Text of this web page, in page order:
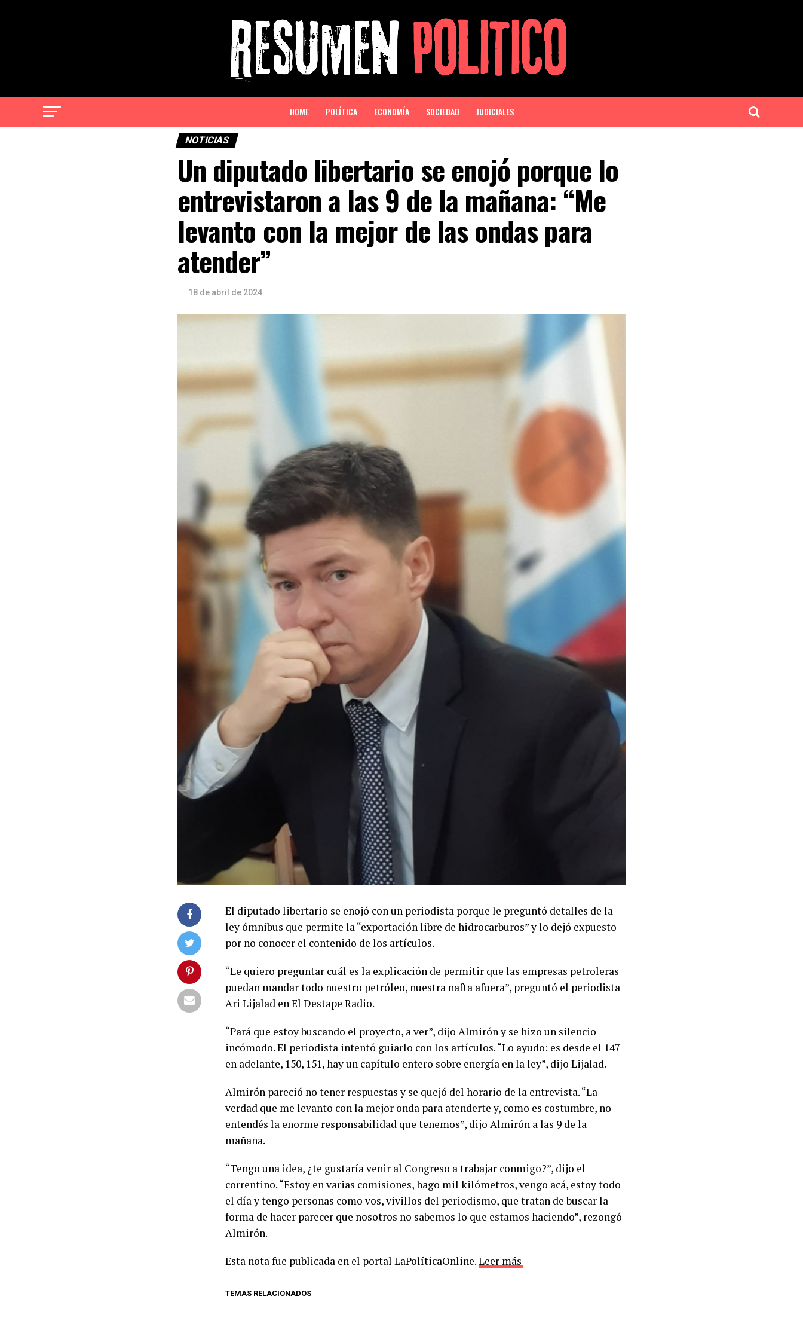
HOME POLÍTICA ECONOMÍA SOCIEDAD JUDICIALES
NOTICIAS
Un diputado libertario se enojó porque lo
entrevistaron a las 9 de la mañana: “Me
levanto con la mejor de las ondas para
atender”
18 de abril de 2024
El diputado libertario se enojó con un periodista porque le preguntó detalles de la
ley ómnibus que permite la “exportación libre de hidrocarburos” y lo dejó expuesto
por no conocer el contenido de los artículos.
“Le quiero preguntar cuál es la explicación de permitir que las empresas petroleras
puedan mandar todo nuestro petróleo, nuestra nafta afuera”, preguntó el periodista
Ari Lijalad en El Destape Radio.
“Pará que estoy buscando el proyecto, a ver”, dijo Almirón y se hizo un silencio
incómodo. El periodista intentó guiarlo con los artículos. “Lo ayudo: es desde el 147
en adelante, 150, 151, hay un capítulo entero sobre energía en la ley”, dijo Lijalad.
Almirón pareció no tener respuestas y se quejó del horario de la entrevista. “La
verdad que me levanto con la mejor onda para atenderte y, como es costumbre, no
entendés la enorme responsabilidad que tenemos”, dijo Almirón a las 9 de la
mañana.
“Tengo una idea, ¿te gustaría venir al Congreso a trabajar conmigo?”, dijo el
correntino. “Estoy en varias comisiones, hago mil kilómetros, vengo acá, estoy todo
el día y tengo personas como vos, vivillos del periodismo, que tratan de buscar la
forma de hacer parecer que nosotros no sabemos lo que estamos haciendo”, rezongó
Almirón.
Esta nota fue publicada en el portal LaPolíticaOnline.Leer más
TEMAS RELACIONADOS